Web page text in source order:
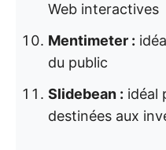
Web interactives
Mentimeter :
du public
Slidebean : idéal
destinées aux